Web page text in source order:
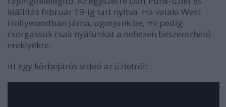
kiállítás február 19-ig tart nyitva. Ha valaki West
Hollywoodban járna, ugorjunk be, mi pedig
csorgassuk csak nyálunkat a nehezen beszerezhető
ereklyékre.
itt egy körbejárós videó az üzletről: